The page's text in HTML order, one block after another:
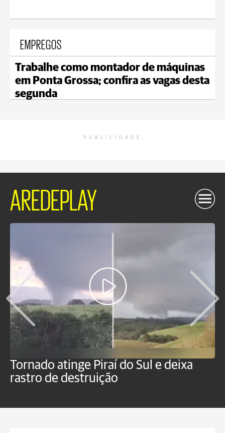
EMPREGOS
Trabalhe como montador de máquinas
em Ponta Grossa; confira as vagas desta
segunda
PUBLICIDADE
AREDEPLAY
Tornado atinge Piraí do Sul e deixa
rastro de destruição